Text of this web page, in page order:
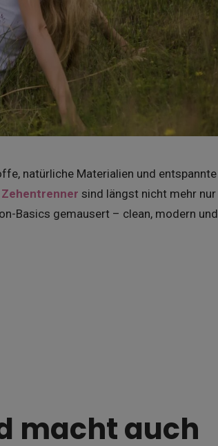
natürliche Materialien und entspannte
Zehentrenner sind längst nicht mehr nur
Basics gemausert – clean, modern und
macht auch